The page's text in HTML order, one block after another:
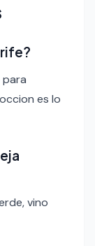
para
es lo
vino